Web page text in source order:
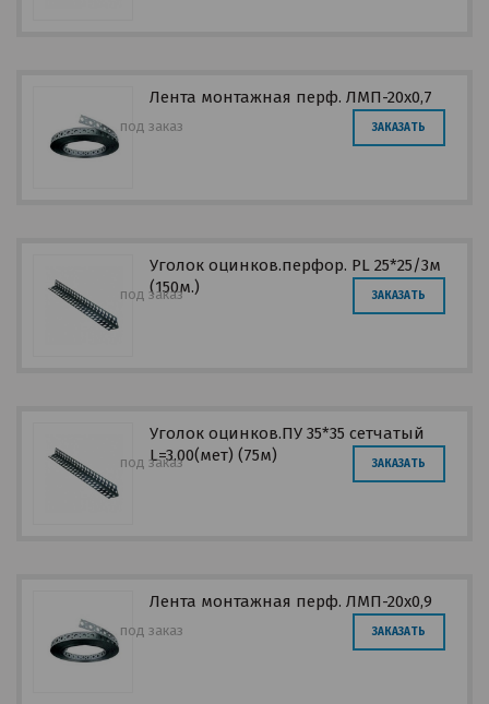
Лента монтажная перф. ЛМП-20х0,7
под заказ ЗАКАЗАТЬ
Уголок оцинков.перфор. PL 25*25/3м
(150м.)
под заказ ЗАКАЗАТЬ
Уголок оцинков.ПУ 35*35 сетчатый
L=3.00(мет) (75м)
под заказ ЗАКАЗАТЬ
Лента монтажная перф. ЛМП-20х0,9
под заказ ЗАКАЗАТЬ